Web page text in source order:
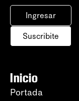
Ingresar
Suscribite
Inicio
Portada